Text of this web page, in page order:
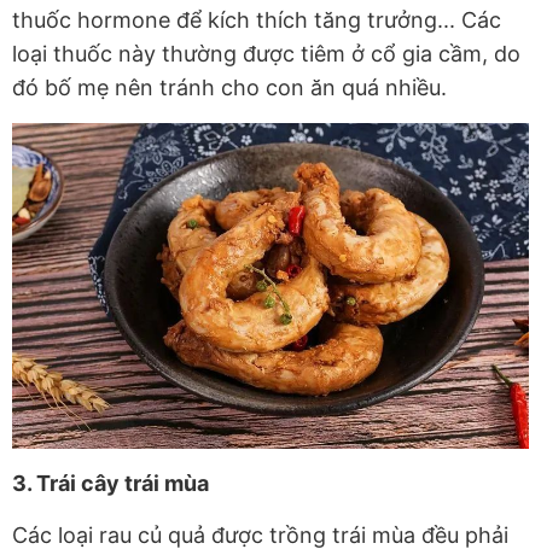
thuốc hormone để kích thích tăng trưởng... Các
loại thuốc này thường được tiêm ở cổ gia cầm, do
đó bố mẹ nên tránh cho con ăn quá nhiều.
3. Trái cây trái mùa
Các loại rau củ quả được trồng trái mùa đều phải